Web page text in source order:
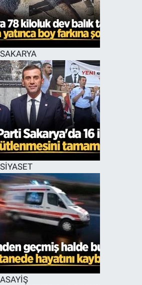
SAKARYA
SİYASET
ASAYİŞ
EĞİTİM
ÖZEL HABER
HALK54 PANORAMA